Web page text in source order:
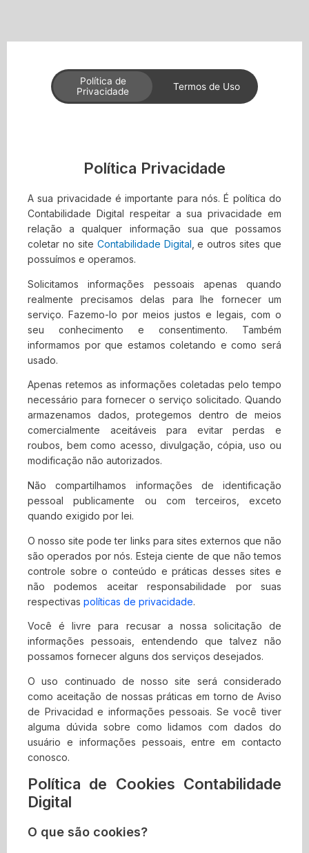
Política de
Privacidade
Termos de Uso
Política Privacidade
A sua privacidade é importante para nós. É política do
Contabilidade Digital respeitar a sua privacidade em
relação a qualquer informação sua que possamos
coletar no site Contabilidade Digital , e outros sites que
possuímos e operamos.
Solicitamos informações pessoais apenas quando
realmente precisamos delas para lhe fornecer um
serviço. Fazemo-lo por meios justos e legais, com o
seu conhecimento e consentimento. Também
informamos por que estamos coletando e como será
usado.
Apenas retemos as informações coletadas pelo tempo
necessário para fornecer o serviço solicitado. Quando
armazenamos dados, protegemos dentro de meios
comercialmente aceitáveis para evitar perdas e
roubos, bem como acesso, divulgação, cópia, uso ou
modificação não autorizados.
Não compartilhamos informações de identificação
pessoal publicamente ou com terceiros, exceto
quando exigido por lei.
O nosso site pode ter links para sites externos que não
são operados por nós. Esteja ciente de que não temos
controle sobre o conteúdo e práticas desses sites e
não podemos aceitar responsabilidade por suas
respectivas políticas de privacidade.
Você é livre para recusar a nossa solicitação de
informações pessoais, entendendo que talvez não
possamos fornecer alguns dos serviços desejados.
O uso continuado de nosso site será considerado
como aceitação de nossas práticas em torno de Aviso
de Privacidad e informações pessoais. Se você tiver
alguma dúvida sobre como lidamos com dados do
usuário e informações pessoais, entre em contacto
conosco.
Política de Cookies Contabilidade
Digital
O que são cookies?
cumprir estes termos de serviço, todas as leis e
regulamentos aplicáveis ​​e concorda que é
responsável pelo cumprimento de todas as leis locais
aplicáveis. Se você não concordar com algum desses
termos, está proibido de usar ou acessar este site. Os
materiais contidos neste site são protegidos pelas leis
de direitos autorais e marcas comerciais aplicáveis.
2. Uso de Licença
É concedida permissão para baixar temporariamente
site Contabilidade Digital , apenas para visualização
transitória pessoal e não comercial. Esta é a concessão
de uma licença, não uma transferência de título e, sob
esta licença, você não pode:
modificar ou copiar os materiais;
usar os materiais para qualquer finalidade
comercial ou para exibição pública (comercial ou
não comercial);
tentar descompilar ou fazer engenharia reversa
Contabilidade Digital;
remover quaisquer direitos autorais ou outras
notações de propriedade dos materiais; ou
transferir os materiais para outra pessoa ou
‘espelhe’ os materiais em qualquer outro
servidor.
Esta licença será automaticamente rescindida se você
violar alguma dessas restrições e poderá ser
rescindida por Contabilidade Digital a qualquer
momento. Ao encerrar a visualização desses materiais
ou após o término desta licença, você deve apagar
todos os materiais baixados em sua posse, seja em
formato eletrónico ou impresso.
3. Isenção de
responsabilidade
fornecidos ‘como estão’. Contabilidade Digital